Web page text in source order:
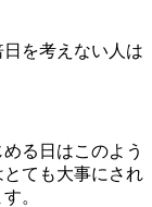
を考えない人は
る日はこのよう
ても大事にされ
。